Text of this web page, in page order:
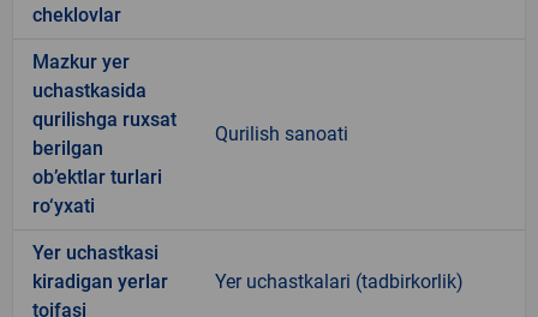
cheklovlar
Mazkur yer
uchastkasida
qurilishga ruxsat
berilgan
ob’ektlar turlari
ro‘yxati
Qurilish sanoati
Yer uchastkasi
kiradigan yerlar
toifasi
Yer uchastkalari (tadbirkorlik)